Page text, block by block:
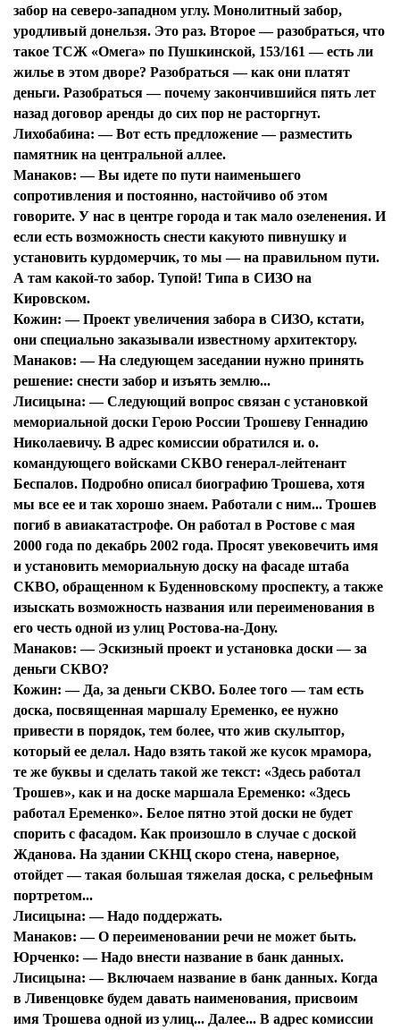
забор на северо-западном углу. Монолитный забор,
уродливый донельзя. Это раз. Второе — разобраться, что
такое ТСЖ «Омега» по Пушкинской, 153/161 — есть ли
жилье в этом дворе? Разобраться — как они платят
деньги. Разобраться — почему закончившийся пять лет
назад договор аренды до сих пор не расторгнут.
Лихобабина:— Вот есть предложение — разместить
памятник на центральной аллее.
Манаков:— Вы идете по пути наименьшего
сопротивления и постоянно, настойчиво об этом
говорите. У нас в центре города и так мало озеленения. И
если есть возможность снести какуюто пивнушку и
установить курдомерчик, то мы — на правильном пути.
А там какой-то забор. Тупой! Типа в СИЗО на
Кировском.
Кожин:— Проект увеличения забора в СИЗО, кстати,
они специально заказывали известному архитектору.
Манаков:— На следующем заседании нужно принять
решение: снести забор и изъять землю...
Лисицына:— Следующий вопрос связан с установкой
мемориальной доски Герою России Трошеву Геннадию
Николаевичу. В адрес комиссии обратился и. о.
командующего войсками СКВО генерал-лейтенант
Беспалов. Подробно описал биографию Трошева, хотя
мы все ее и так хорошо знаем. Работали с ним... Трошев
погиб в авиакатастрофе. Он работал в Ростове с мая
2000 года по декабрь 2002 года. Просят увековечить имя
и установить мемориальную доску на фасаде штаба
СКВО, обращенном к Буденновскому проспекту, а также
изыскать возможность названия или переименования в
его честь одной из улиц Ростова-на-Дону.
Манаков:— Эскизный проект и установка доски — за
деньги СКВО?
Кожин:— Да, за деньги СКВО. Более того — там есть
доска, посвященная маршалу Еременко, ее нужно
привести в порядок, тем более, что жив скульптор,
который ее делал. Надо взять такой же кусок мрамора,
те же буквы и сделать такой же текст: «Здесь работал
Трошев», как и на доске маршала Еременко: «Здесь
работал Еременко». Белое пятно этой доски не будет
спорить с фасадом. Как произошло в случае с доской
Жданова. На здании СКНЦ скоро стена, наверное,
отойдет — такая большая тяжелая доска, с рельефным
портретом...
Лисицына:— Надо поддержать.
Манаков:— О переименовании речи не может быть.
Юрченко:— Надо внести название в банк данных.
Лисицына:— Включаем название в банк данных. Когда
в Ливенцовке будем давать наименования, присвоим
имя Трошева одной из улиц... Далее... В адрес комиссии